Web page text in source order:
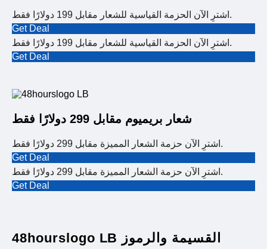
اشترِ الآن الحزمة القياسية للشعار مقابل 199 دولارًا فقط.
Get Deal
اشترِ الآن الحزمة القياسية للشعار مقابل 199 دولارًا فقط.
Get Deal
شعار بريميوم مقابل 299 دولارًا فقط
اشترِ الآن حزمة الشعار المميزة مقابل 299 دولارًا فقط.
Get Deal
اشترِ الآن حزمة الشعار المميزة مقابل 299 دولارًا فقط.
Get Deal
48hourslogo LB القسيمة والرموز